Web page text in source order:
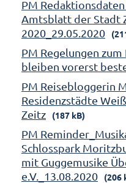
PM
Amtsblatt der Stadt
2020_29.05.2020
PM Regelungen
bleiben vorerst
PM Reisebloggerin
Residenzstädte
Zeitz
(187 kB)
PM
Schlosspark
mit Guggemusike
e.V._13.08.2020
(206